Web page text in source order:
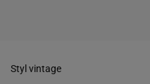
Styl vintage